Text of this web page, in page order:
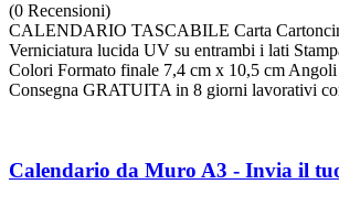
(0 Recensioni)
CALENDARIO TASCABILE Carta
Verniciatura lucida UV su entrambi i lati
Colori Formato finale 7,4 cm x 10,5 cm
Consegna GRATUITA in 8 giorni lavorativi
Calendario da Muro A3 - Invia il